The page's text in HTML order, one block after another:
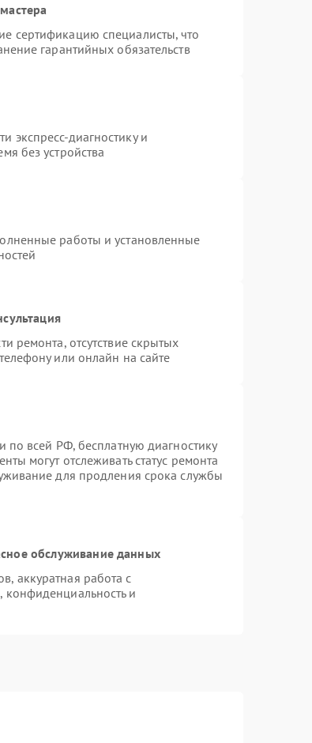
сертификацию специалисты, что
гарантийных обязательств
экспресс-диагностику и
без устройства
работы и установленные
ремонта, отсутствие скрытых
или онлайн на сайте
по всей РФ, бесплатную диагностику
могут отслеживать статус ремонта
для продления срока службы
обслуживание данных
аккуратная работа с
и